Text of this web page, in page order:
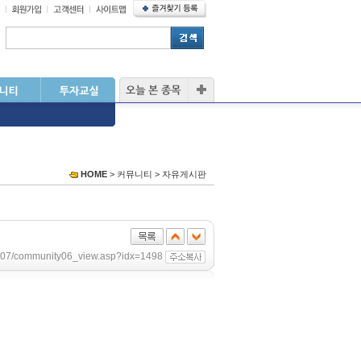
HOME > 커뮤니티 > 자유게시판
community06_view.asp?idx=1498